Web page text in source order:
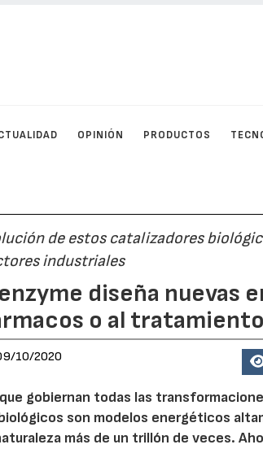
OPINIÓN PRODUCTOS
de estos catalizadores
industriales
diseña nuevas
o al
10/2020
gobiernan todas las
son modelos energéticos
más de un trillón de veces.